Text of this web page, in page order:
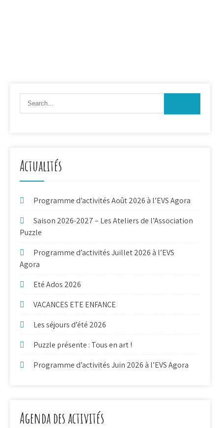
Actualités
Programme d’activités Août 2026 à l’EVS Agora
Saison 2026-2027 – Les Ateliers de l’Association
Puzzle
Programme d’activités Juillet 2026 à l’EVS
Agora
Eté Ados 2026
VACANCES ETE ENFANCE
Les séjours d’été 2026
Puzzle présente : Tous en art !
Programme d’activités Juin 2026 à l’EVS Agora
Agenda des activités